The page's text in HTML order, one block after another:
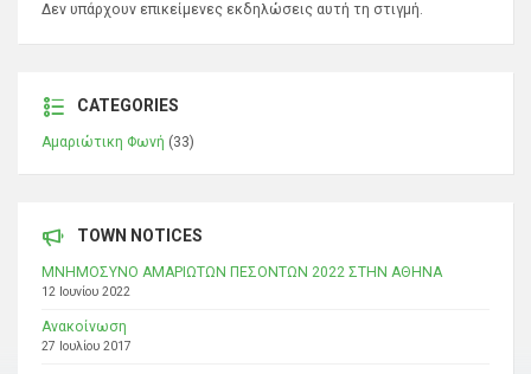
Δεν υπάρχουν επικείμενες εκδηλώσεις αυτή τη στιγμή.
CATEGORIES
Αμαριώτικη Φωνή (33)
TOWN NOTICES
ΜΝΗΜΟΣΥΝΟ ΑΜΑΡΙΩΤΩΝ ΠΕΣΟΝΤΩΝ 2022 ΣΤΗΝ ΑΘΗΝΑ
12 Ιουνίου 2022
Ανακοίνωση
27 Ιουλίου 2017